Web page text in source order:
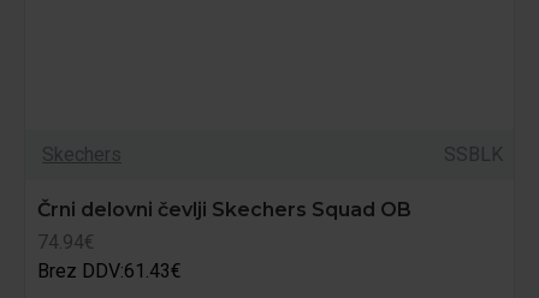
Skechers SSBLK
Črni delovni čevlji Skechers Squad OB
74.94€
Brez DDV:61.43€